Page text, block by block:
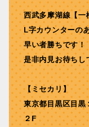
⻄武多摩湖線【⼀
L字カウンターの
早い者勝ちです！
是非内見お待ちし
【ミセカリ】
東京都目黒区目
２F